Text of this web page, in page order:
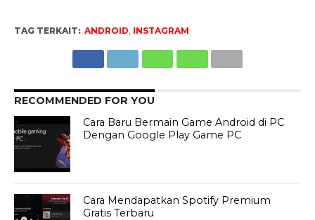
TAG TERKAIT: ANDROID INSTAGRAM
RECOMMENDED FOR YOU
Cara Baru Bermain Game Android di PC
Dengan Google Play Game PC
Cara Mendapatkan Spotify Premium
Gratis Terbaru